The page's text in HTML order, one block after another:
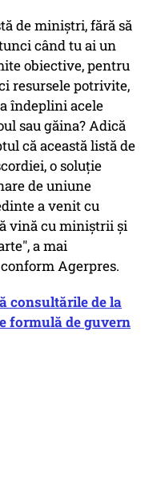
de miniştri, fără să
când tu ai un
obiective, pentru
resursele potrivite,
îndeplini acele
sau găina? Adică
că această listă de
o soluţie
de uniune
a venit cu
vină cu miniştrii şi
a mai
Agerpres.
consultările de la
formulă de guvern